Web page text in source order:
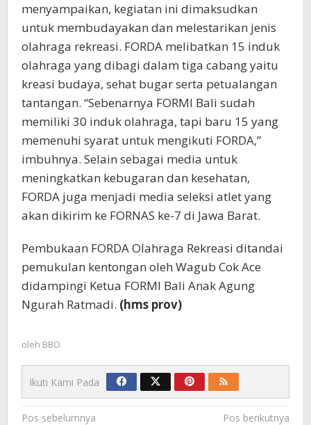
menyampaikan, kegiatan ini dimaksudkan
untuk membudayakan dan melestarikan jenis
olahraga rekreasi. FORDA melibatkan 15 induk
olahraga yang dibagi dalam tiga cabang yaitu
kreasi budaya, sehat bugar serta petualangan
tantangan. “Sebenarnya FORMI Bali sudah
memiliki 30 induk olahraga, tapi baru 15 yang
memenuhi syarat untuk mengikuti FORDA,”
imbuhnya. Selain sebagai media untuk
meningkatkan kebugaran dan kesehatan,
FORDA juga menjadi media seleksi atlet yang
akan dikirim ke FORNAS ke-7 di Jawa Barat.
Pembukaan FORDA Olahraga Rekreasi ditandai
pemukulan kentongan oleh Wagub Cok Ace
didampingi Ketua FORMI Bali Anak Agung
Ngurah Ratmadi. (hms prov)
oleh BBO
Ikuti Kami Pada
Pos sebelumnya Pos berikutnya